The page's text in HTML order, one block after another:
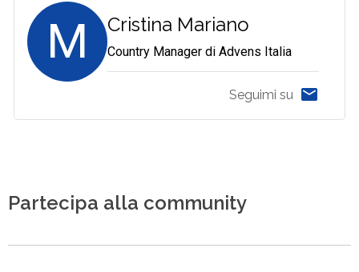
M Cristina Mariano
Country Manager di Advens Italia
Seguimi su
Partecipa alla community